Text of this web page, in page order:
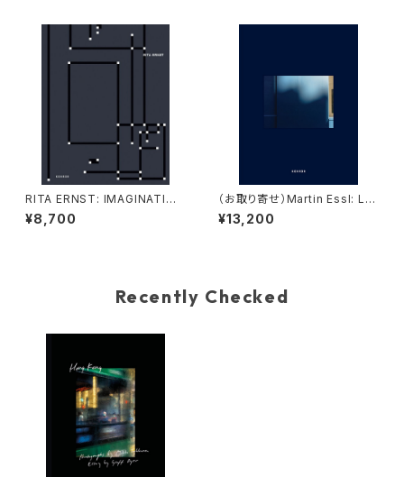
RITA ERNST: IMAGINATION
MIES
¥8,700
（お取り寄せ）Martin Essl: Le
bateau ivre Paris 2019–202
3
¥13,200
Recently Checked